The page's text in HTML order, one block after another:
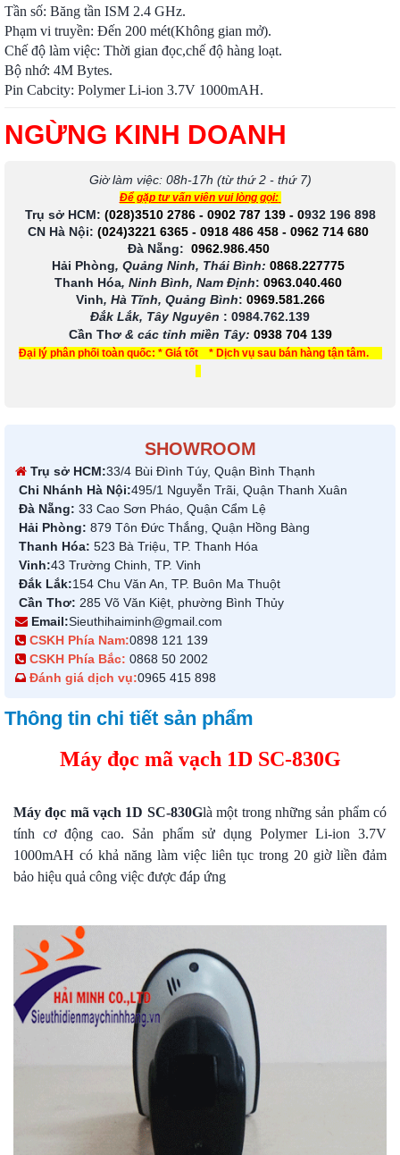
Tần số: Băng tần ISM 2.4 GHz.
Phạm vi truyền: Đến 200 mét(Không gian mở).
Chế độ làm việc: Thời gian đọc,chế độ hàng loạt.
Bộ nhớ: 4M Bytes.
Pin Cabcity: Polymer Li-ion 3.7V 1000mAH.
NGỪNG KINH DOANH
Giờ làm việc: 08h-17h (từ thứ 2 - thứ 7)
Để gặp tư vấn viên vui lòng gọi:
Trụ sở HCM: (028)3510 2786 - 0902 787 139- 0932 196 898
CN Hà Nội: (024)3221 6365 - 0918 486 458 - 0962 714 680
Đà Nẵng: 0962.986.450
Hải Phòng, Quảng Ninh, Thái Bình: 0868.227775
Thanh Hóa, Ninh Bình, Nam Định: 0963.040.460
Vinh, Hà Tĩnh, Quảng Bình: 0969.581.266
Đắk Lắk, Tây Nguyên : 0984.762.139
Cần Thơ & các tỉnh miền Tây: 0938 704 139
Đại lý phân phối toàn quốc: * Giá tốt * Dịch vụ sau bán hàng tận tâm.
SHOWROOM
Trụ sở HCM:33/4 Bùi Đình Túy, Quận Bình Thạnh
Chi Nhánh Hà Nội:495/1 Nguyễn Trãi, Quận Thanh Xuân
Đà Nẵng: 33 Cao Sơn Pháo, Quận Cẩm Lệ
Hải Phòng: 879 Tôn Đức Thắng, Quận Hồng Bàng
Thanh Hóa: 523 Bà Triệu, TP. Thanh Hóa
Vinh:43 Trường Chinh, TP. Vinh
Đắk Lắk:154 Chu Văn An, TP. Buôn Ma Thuột
Cần Thơ: 285 Võ Văn Kiệt, phường Bình Thủy
Email:Sieuthihaiminh@gmail.com
CSKH Phía Nam:0898 121 139
CSKH Phía Bắc: 0868 50 2002
Đánh giá dịch vụ:0965 415 898
Thông tin chi tiết sản phẩm
Máy đọc mã vạch 1D SC-830G
Máy đọc mã vạch 1D SC-830Glà một trong những sản phẩm có
tính cơ động cao. Sản phẩm sử dụng Polymer Li-ion 3.7V
1000mAH có khả năng làm việc liên tục trong 20 giờ liền đảm
bảo hiệu quả công việc được đáp ứng